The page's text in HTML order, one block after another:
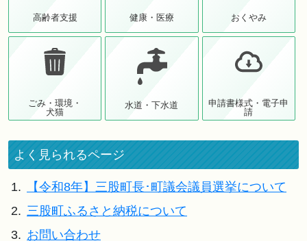
高齢者支援 健康・医療 おくやみ
ごみ・環境・
犬猫
水道・下水道
申請書様式・電子申
請
よく見られるページ
1.
【令和8年】三股町長･町議会議員選挙について
2. 三股町ふるさと納税について
3. お問い合わせ